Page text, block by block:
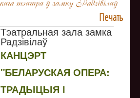
Печать
Тэатральная зала замка
Радзівілаў
КАНЦЭРТ
"БЕЛАРУСКАЯ ОПЕРА:
ТРАДЫЦЫЯ І